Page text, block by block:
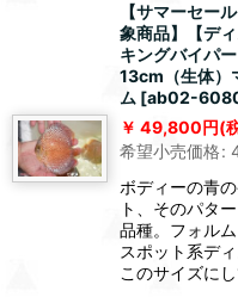
【サマーセー
象商品】【デ
キングバイパ
13cm（生体
ム [ab02-
49,800円(
希望小売価格:
ボディーの青
ト、そのパタ
品種。フォル
スポット系デ
このサイズに